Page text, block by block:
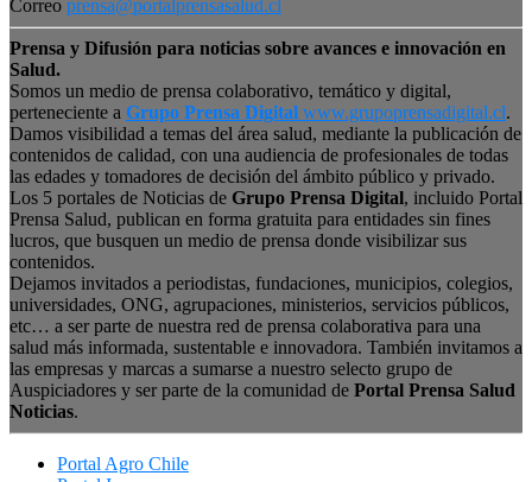
Correo prensa@portalprensasalud.cl
Prensa y Difusión para noticias sobre avances e innovación en
Salud.
Somos un medio de prensa colaborativo, temático y digital,
perteneciente a Grupo Prensa Digital www.grupoprensadigital.cl.
Damos visibilidad a temas del área salud, mediante la publicación de
contenidos de calidad, con una audiencia de profesionales de todas
las edades y tomadores de decisión del ámbito público y privado.
Los 5 portales de Noticias de Grupo Prensa Digital, incluido Portal
Prensa Salud, publican en forma gratuita para entidades sin fines
lucros, que busquen un medio de prensa donde visibilizar sus
contenidos.
Dejamos invitados a periodistas, fundaciones, municipios, colegios,
universidades, ONG, agrupaciones, ministerios, servicios públicos,
etc… a ser parte de nuestra red de prensa colaborativa para una
salud más informada, sustentable e innovadora. También invitamos a
las empresas y marcas a sumarse a nuestro selecto grupo de
Auspiciadores y ser parte de la comunidad de Portal Prensa Salud
Noticias.
Portal Agro Chile